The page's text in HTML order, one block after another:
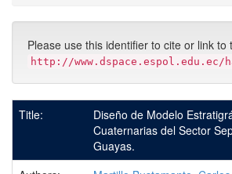
Please use this identifier to cite or link to
http://www.dspace.espol.edu.ec/
Title:
Diseño de Modelo
Cuaternarias del Sector
Guayas.